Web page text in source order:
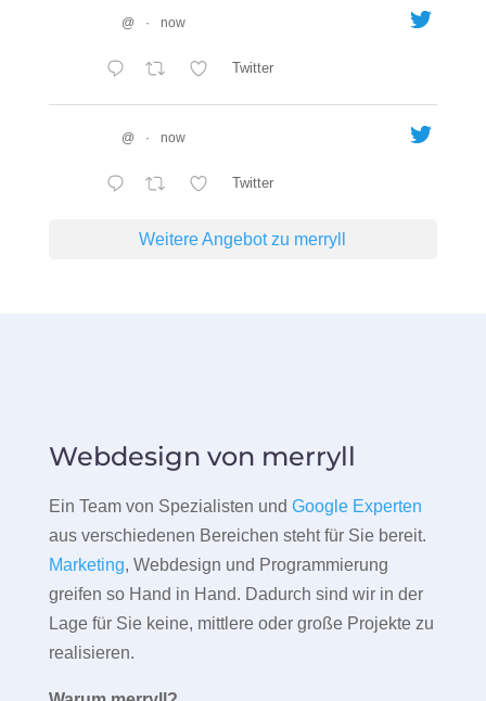
@ · now
Twitter
@ · now
Twitter
Weitere Angebot zu merryll
Webdesign von merryll
Ein Team von Spezialisten und Google Experten
aus verschiedenen Bereichen steht für Sie bereit.
Marketing, Webdesign und Programmierung
greifen so Hand in Hand. Dadurch sind wir in der
Lage für Sie keine, mittlere oder große Projekte zu
realisieren.